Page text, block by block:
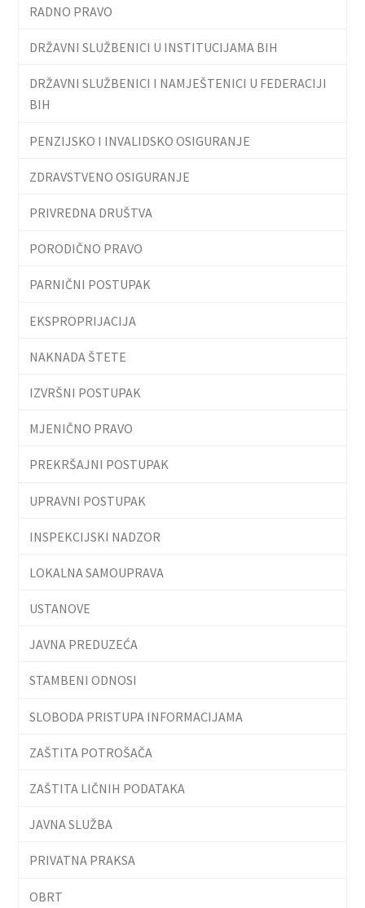
RADNO PRAVO
DRŽAVNI SLUŽBENICI U INSTITUCIJAMA BIH
DRŽAVNI SLUŽBENICI I NAMJEŠTENICI U FEDERACIJI
BIH
PENZIJSKO I INVALIDSKO OSIGURANJE
ZDRAVSTVENO OSIGURANJE
PRIVREDNA DRUŠTVA
PORODIČNO PRAVO
PARNIČNI POSTUPAK
EKSPROPRIJACIJA
NAKNADA ŠTETE
IZVRŠNI POSTUPAK
MJENIČNO PRAVO
PREKRŠAJNI POSTUPAK
UPRAVNI POSTUPAK
INSPEKCIJSKI NADZOR
LOKALNA SAMOUPRAVA
USTANOVE
JAVNA PREDUZEĆA
STAMBENI ODNOSI
SLOBODA PRISTUPA INFORMACIJAMA
ZAŠTITA POTROŠAČA
ZAŠTITA LIČNIH PODATAKA
JAVNA SLUŽBA
PRIVATNA PRAKSA
OBRT